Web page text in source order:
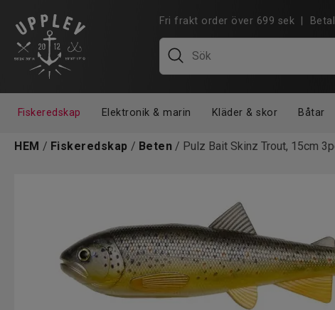
Fri frakt order över 699 sek |
Fiskeredskap Elektronik & marin Kläder & skor Båtar
HEM / Fiskeredskap / Beten / Pulz Bait Skinz Trout, 15cm